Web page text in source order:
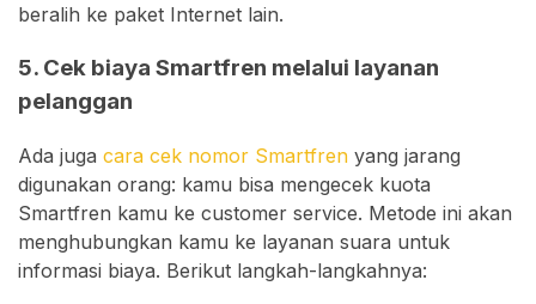
beralih ke paket Internet lain.
5. Cek biaya Smartfren melalui layanan
pelanggan
Ada juga cara cek nomor Smartfren yang jarang
digunakan orang: kamu bisa mengecek kuota
Smartfren kamu ke customer service. Metode ini akan
menghubungkan kamu ke layanan suara untuk
informasi biaya. Berikut langkah-langkahnya: